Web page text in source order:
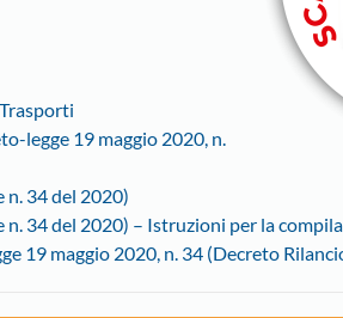
legge 19 maggio 2020, n.
n. 34 del 2020)
34 del 2020) – Istruzioni per la
19 maggio 2020, n. 34 (Decreto